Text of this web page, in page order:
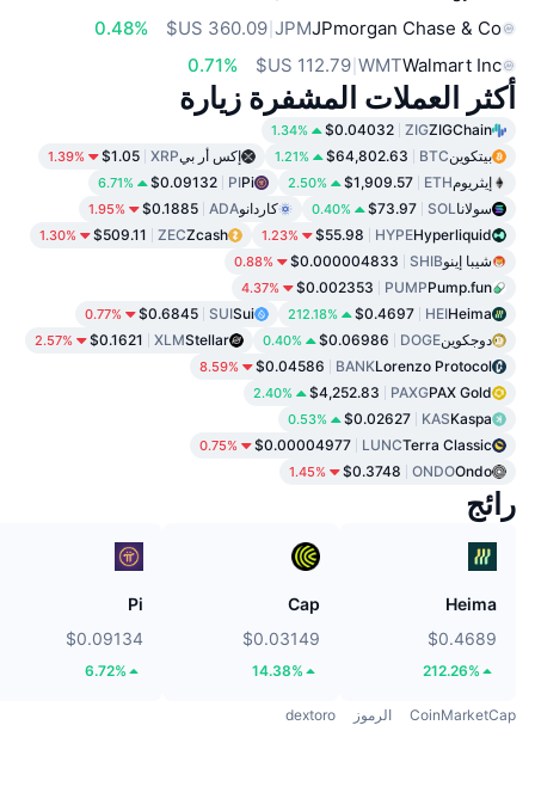
JPmorgan Chase & Co
JPM
‏360.09 US$
0.48%
Walmart Inc
WMT
‏112.79 US$
0.71%
أكثر العملات المشفرة زيارة
ZIGChain
ZIG
$0.04032
1.34%
بيتكوينBTC
$64,802.63
1.21% إكس أر بيXRP
$1.05
1.39%
إيثريومETH
$1,909.57
2.50%
Pi
PI
$0.09132
6.71%
سولاناSOL
$73.97
0.40% كاردانوADA
$0.1885
1.95%
Hyperliquid
HYPE
$55.98
1.23%
Zcash
ZEC
$509.11
1.30%
شيبا إينوSHIB
$0.000004833
0.88%
Pump.fun
PUMP
$0.002353
4.37%
Heima
HEI
$0.4697
212.18%
Sui
SUI
$0.6845
0.77%
دوجكوينDOGE
$0.06986
0.40%
Stellar
XLM
$0.1621
2.57%
Lorenzo Protocol
BANK
$0.04586
8.59%
PAX Gold
PAXG
$4,252.83
2.40%
Kaspa
KAS
$0.02627
0.53%
Terra Classic
LUNC
$0.00004977
0.75%
Ondo
ONDO
$0.3748
1.45%
رائج
Heima
$0.4689
212.26%
Cap
$0.03149
14.38%
Pi
$0.09134
6.72%
CoinMarketCap الرموز dextoro